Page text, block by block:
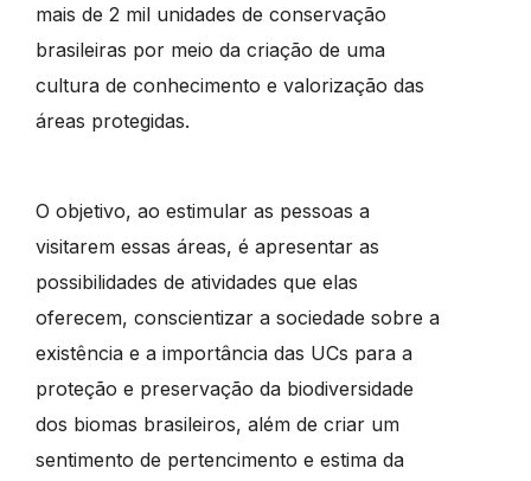
mais de 2 mil unidades de conservação
brasileiras por meio da criação de uma
cultura de conhecimento e valorização das
áreas protegidas.
O objetivo, ao estimular as pessoas a
visitarem essas áreas, é apresentar as
possibilidades de atividades que elas
oferecem, conscientizar a sociedade sobre a
existência e a importância das UCs para a
proteção e preservação da biodiversidade
dos biomas brasileiros, além de criar um
sentimento de pertencimento e estima da